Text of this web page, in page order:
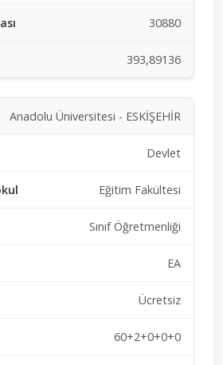
30880
393,89136
Anadolu Üniversitesi - ESKİŞEHİR
Devlet
Eğitim Fakültesi
Sınıf Öğretmenliği
EA
Ücretsiz
60+2+0+0+0